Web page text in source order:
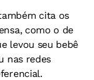
cita os
como o de
levou seu bebê
nas redes